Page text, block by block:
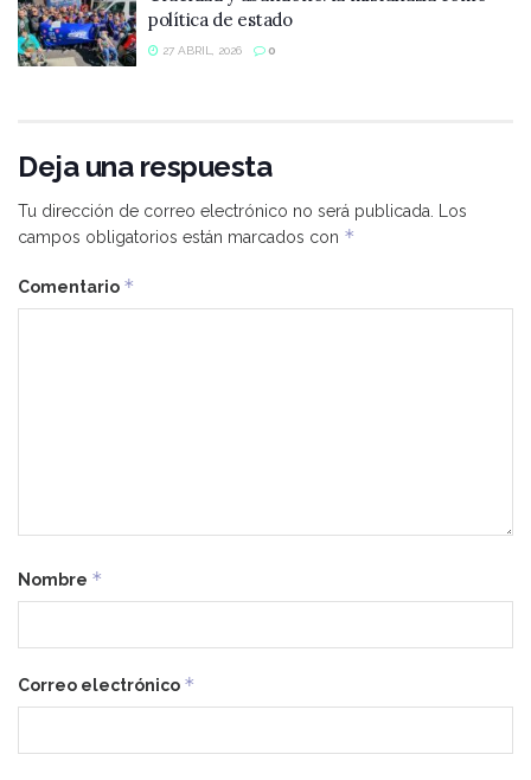
política de estado
27 ABRIL, 2026 0
Deja una respuesta
Tu dirección de correo electrónico no será publicada.
Los
campos obligatorios están marcados con *
Comentario *
Nombre *
Correo electrónico *